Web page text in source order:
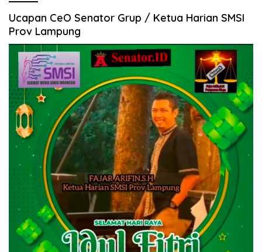
Ucapan CeO Senator Grup / Ketua Harian SMSI
Prov Lampung